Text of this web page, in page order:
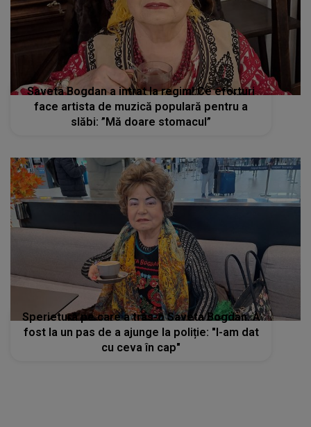
Saveta Bogdan a intrat la regim! Ce eforturi
face artista de muzică populară pentru a
slăbi: ”Mă doare stomacul”
Sperietura pe care a tras-o Saveta Bogdan. A
fost la un pas de a ajunge la poliție: "I-am dat
cu ceva în cap"